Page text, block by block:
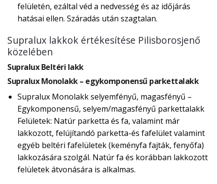
felületén, ezáltal véd a nedvesség és az időjárás
hatásai ellen. Száradás után szagtalan.
Supralux lakkok értékesítése Pilisborosjenő
közelében
Supralux Beltéri lakk
Supralux Monolakk – egykomponensű parkettalakk
Supralux Monolakk selyemfényű, magasfényű –
Egykomponensű, selyem/magasfényű parkettalakk
Felületek: Natúr parketta és fa, valamint már
lakkozott, felújítandó parketta-és fafelület valamint
egyéb beltéri fafelületek (keményfa fajták, fenyőfa)
lakkozására szolgál. Natúr fa és korábban lakkozott
felületek átvonására is alkalmas.